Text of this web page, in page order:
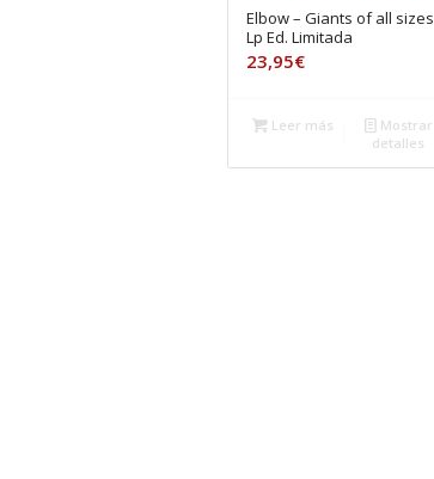
Elbow – Giants of all sizes
Lp Ed. Limitada
23,95€
Leer más
Mostrar
detalles